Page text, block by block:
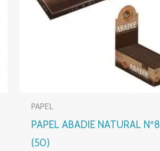
PAPEL
PAPEL ABADIE NATURAL Nº8
(50)